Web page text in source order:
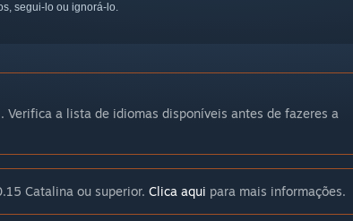
segui-lo ou ignorá-lo.
a lista de idiomas disponíveis antes de fazeres a
Catalina ou superior. Clica aqui para mais informações.